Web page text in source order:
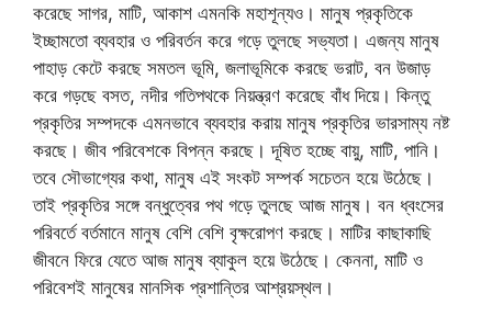
করেছে সাগর, মাটি, আকাশ এমনকি মহাশূন্যও। মানুষ প্রকৃতিকে
ইচ্ছামতো ব্যবহার ও পরিবর্তন করে গড়ে তুলছে সভ্যতা। এজন্য মানুষ
পাহাড় কেটে করছে সমতল ভূমি, জলাভূমিকে করছে ভরাট, বন উজাড়
করে গড়ছে বসত, নদীর গতিপথকে নিয়ন্ত্রণ করেছে বাঁধ দিয়ে। কিন্তু
প্রকৃতির সম্পদকে এমনভাবে ব্যবহার করায় মানুষ প্রকৃতির ভারসাম্য নষ্ট
করছে। জীব পরিবেশকে বিপন্ন করছে। দূষিত হচ্ছে বায়ু, মাটি, পানি।
তবে সৌভাগ্যের কথা, মানুষ এই সংকট সম্পর্ক সচেতন হয়ে উঠেছে।
তাই প্রকৃতির সঙ্গে বন্ধুত্বের পথ গড়ে তুলছে আজ মানুষ। বন ধ্বংসের
পরিবর্তে বর্তমানে মানুষ বেশি বেশি বৃক্ষরোপণ করছে। মাটির কাছাকাছি
জীবনে ফিরে যেতে আজ মানুষ ব্যাকুল হয়ে উঠেছে। কেননা, মাটি ও
পরিবেশই মানুষের মানসিক প্রশান্তির আশ্রয়স্থল।